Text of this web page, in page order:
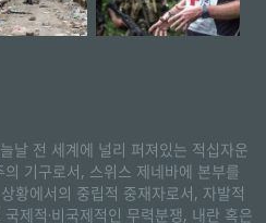
날 전 세계에 널리 퍼져있는 적십자운
기구로서, 스위스 제네바에 본부를
황에서의 중립적 중재자로서, 자발적
제적·비국제적인 무력분쟁, 내란 혹은